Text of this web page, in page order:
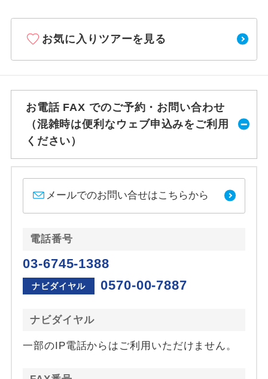
お気に入りツアーを見る
お電話 FAX でのご予約・お問い合わせ
（混雑時は便利なウェブ申込みをご利用
ください）
メールでのお問い合せはこちらから
電話番号
03-6745-1388
ナビダイヤル 0570-00-7887
ナビダイヤル
一部のIP電話からはご利用いただけません。